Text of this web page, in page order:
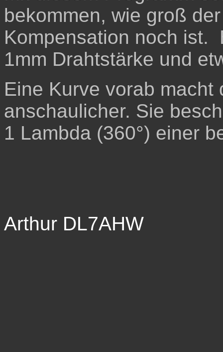
bekommen, wie groß
Kompensation noch ist.
1mm Drahtstärke und
Eine Kurve vorab macht
anschaulicher. Sie
1 Lambda (360°) einer
Arthur DL7AHW